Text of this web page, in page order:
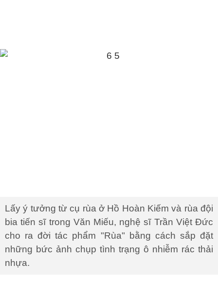
Lấy ý tưởng từ cụ rùa ở Hồ Hoàn Kiếm và rùa đội
bia tiến sĩ trong Văn Miếu, nghệ sĩ Trần Việt Đức
cho ra đời tác phẩm "Rùa" bằng cách sắp đặt
những bức ảnh chụp tình trạng ô nhiễm rác thải
nhựa.